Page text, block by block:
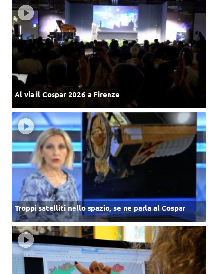
Al via il Cospar 2026 a Firenze
Troppi satelliti nello spazio, se ne parla al Cospar